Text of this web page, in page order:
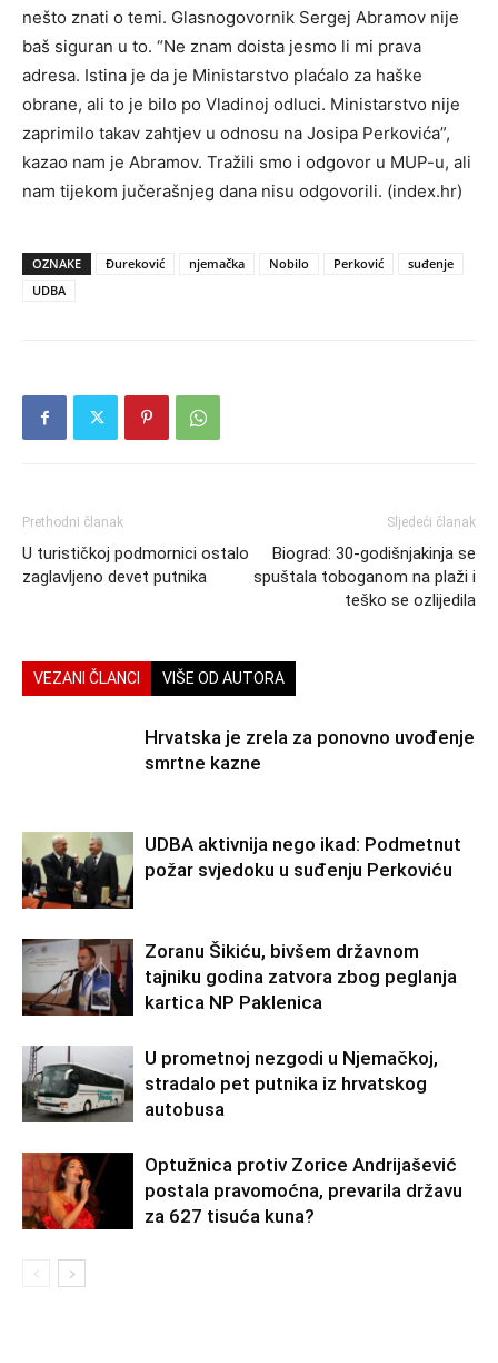
nešto znati o temi. Glasnogovornik Sergej Abramov nije
baš siguran u to. “Ne znam doista jesmo li mi prava
adresa. Istina je da je Ministarstvo plaćalo za haške
obrane, ali to je bilo po Vladinoj odluci. Ministarstvo nije
zaprimilo takav zahtjev u odnosu na Josipa Perkovića”,
kazao nam je Abramov. Tražili smo i odgovor u MUP-u, ali
nam tijekom jučerašnjeg dana nisu odgovorili. (index.hr)
OZNAKE Đureković njemačka Nobilo Perković
suđenje
UDBA
Prethodni članak
U turističkoj podmornici ostalo
zaglavljeno devet putnika
Sljedeći članak
Biograd: 30-godišnjakinja se
spuštala toboganom na plaži i
teško se ozlijedila
VEZANI ČLANCI VIŠE OD AUTORA
Hrvatska je zrela za ponovno uvođenje
smrtne kazne
UDBA aktivnija nego ikad: Podmetnut
požar svjedoku u suđenju Perkoviću
Zoranu Šikiću, bivšem državnom
tajniku godina zatvora zbog peglanja
kartica NP Paklenica
U prometnoj nezgodi u Njemačkoj,
stradalo pet putnika iz hrvatskog
autobusa
Optužnica protiv Zorice Andrijašević
postala pravomoćna, prevarila državu
za 627 tisuća kuna?